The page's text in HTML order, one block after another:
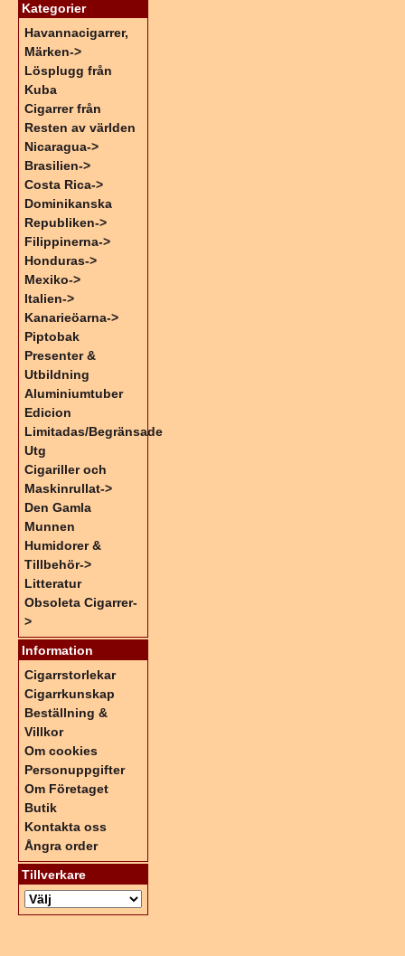
Kategorier
Havannacigarrer,
Märken->
Lösplugg från
Kuba
Cigarrer från
Resten av världen
Nicaragua->
Brasilien->
Costa Rica->
Dominikanska
Republiken->
Filippinerna->
Honduras->
Mexiko->
Italien->
Kanarieöarna->
Piptobak
Presenter &
Utbildning
Aluminiumtuber
Edicion
Limitadas/Begränsade
Utg
Cigariller och
Maskinrullat->
Den Gamla
Munnen
Humidorer &
Tillbehör->
Litteratur
Obsoleta Cigarrer-
>
Information
Cigarrstorlekar
Cigarrkunskap
Beställning &
Villkor
Om cookies
Personuppgifter
Om Företaget
Butik
Kontakta oss
Ångra order
Tillverkare